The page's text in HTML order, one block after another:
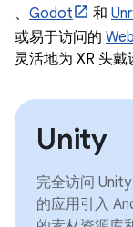
、 Godot 和
或易于访问的
灵活地为 XR 头戴
Unity
完全访问
的应用引入